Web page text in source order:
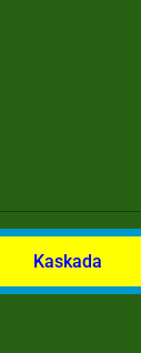
Kaskada